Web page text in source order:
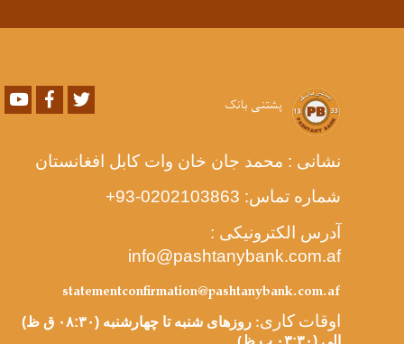
پشتنی بانک Youtube Facebook
نشانی : محمد جان خان وات کابل افغانستان
شماره تماس: -0202103863
93+
آدرس الکترونیکی :
info@pashtanybank.com.af
statementconfirmation@pashtanybank.com.af
اوقات کاری:
روزهای شنبه تا چهارشنبه (۰۸:۳۰ ق ظ)